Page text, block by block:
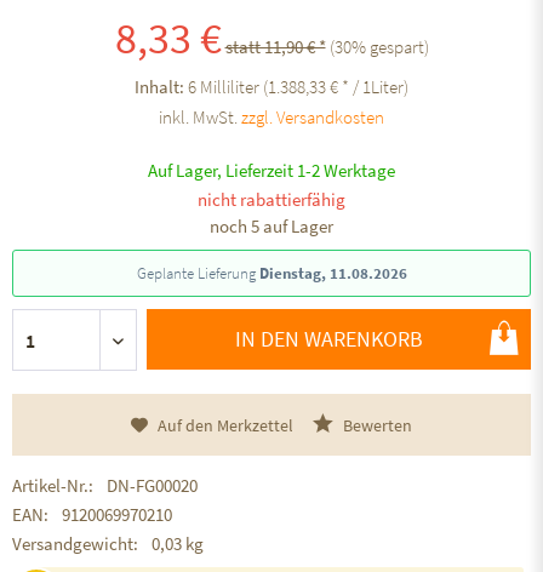
8,33 €statt 11,90 € * (30% gespart)
Inhalt: 6 Milliliter (1.388,33 € * / 1Liter)
inkl. MwSt.zzgl. Versandkosten
Auf Lager, Lieferzeit 1-2 Werktage
nicht rabattierfähig
noch 5 auf Lager
Geplante Lieferung Dienstag, 11.08.2026
IN DEN WARENKORB
Auf den Merkzettel Bewerten
Artikel-Nr.:
DN-FG00020
EAN:
9120069970210
Versandgewicht:
0,03 kg